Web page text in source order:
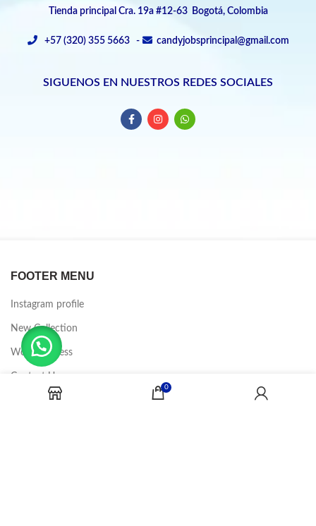
Tienda principal Cra. 19a #12-63 Bogotá, Colombia
+57 (320) 355 5663 - candyjobsprincipal@gmail.com
SIGUENOS EN NUESTROS REDES SOCIALES
FOOTER MENU
Instagram profile
New Collection
Woman Dress
Contact Us
Latest News
0